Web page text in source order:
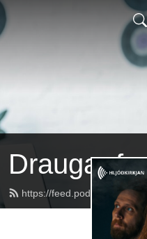
Draugar
https://feed.podbean.com/